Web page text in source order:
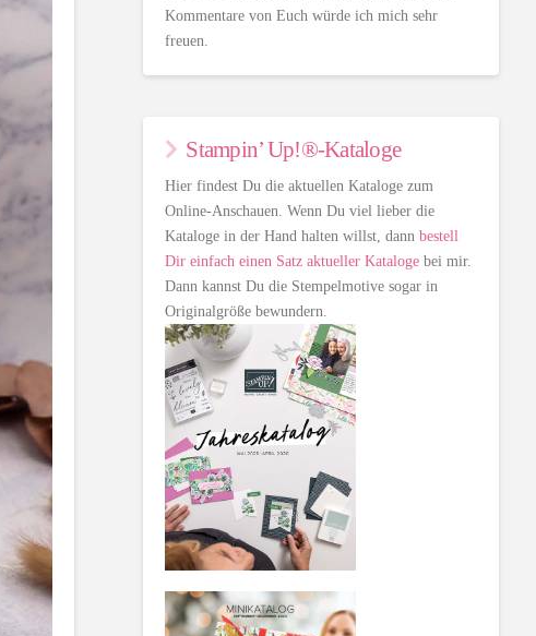
Kommentare von Euch würde ich mich sehr
freuen.
Stampin’ Up!®-Kataloge
Hier findest Du die aktuellen Kataloge zum
Online-Anschauen. Wenn Du viel lieber die
Kataloge in der Hand halten willst, dannbestell
Dir einfach einen Satz aktueller Kataloge bei mir.
Dann kannst Du die Stempelmotive sogar in
Originalgröße bewundern.